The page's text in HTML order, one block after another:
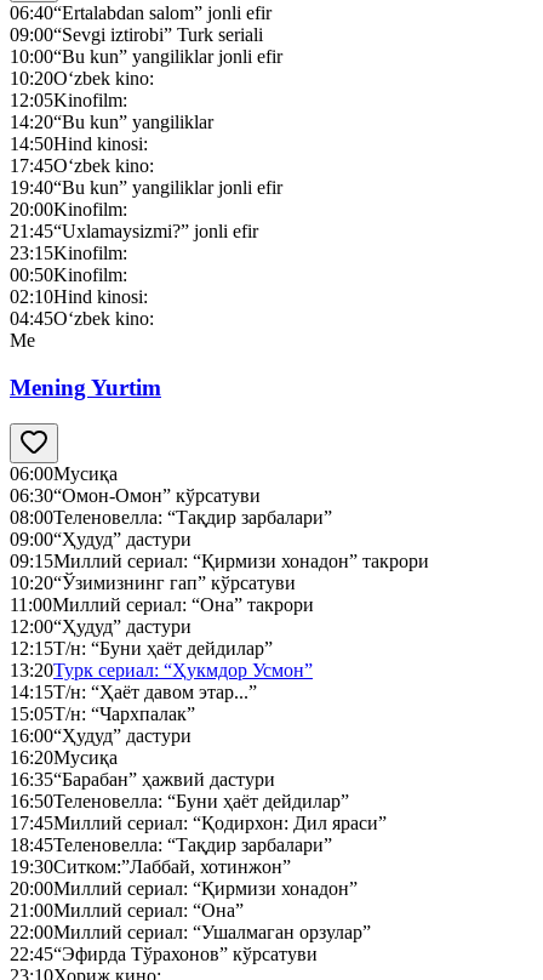
06:40“Ertalabdan salom” jonli efir
09:00“Sevgi iztirobi” Turk seriali
10:00“Bu kun” yangiliklar jonli efir
10:20O‘zbek kino:
12:05Kinofilm:
14:20“Bu kun” yangiliklar
14:50Hind kinosi:
17:45O‘zbek kino:
19:40“Bu kun” yangiliklar jonli efir
20:00Kinofilm:
21:45“Uxlamaysizmi?” jonli efir
23:15Kinofilm:
00:50Kinofilm:
02:10Hind kinosi:
04:45O‘zbek kino:
Me
Mening Yurtim
06:00Мусиқа
06:30“Омон-Омон” кўрсатуви
08:00Теленовелла: “Тақдир зарбалари”
09:00“Ҳудуд” дастури
09:15Миллий сериал: “Қирмизи хонадон” такрори
10:20“Ўзимизнинг гап” кўрсатуви
11:00Миллий сериал: “Она” такрори
12:00“Ҳудуд” дастури
12:15Т/н: “Буни ҳаёт дейдилар”
13:20Турк сериал: “Ҳукмдор Усмон”
14:15Т/н: “Ҳаёт давом этар...”
15:05Т/н: “Чархпалак”
16:00“Ҳудуд” дастури
16:20Мусиқа
16:35“Барабан” ҳажвий дастури
16:50Теленовелла: “Буни ҳаёт дейдилар”
17:45Миллий сериал: “Қодирхон: Дил яраси”
18:45Теленовелла: “Тақдир зарбалари”
19:30Ситком:”Лаббай, хотинжон”
20:00Миллий сериал: “Қирмизи хонадон”
21:00Миллий сериал: “Она”
22:00Миллий сериал: “Ушалмаган орзулар”
22:45“Эфирда Тўрахонов” кўрсатуви